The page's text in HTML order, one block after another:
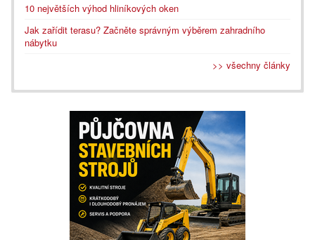
10 největších výhod hliníkových oken
Jak zařídit terasu? Začněte správným výběrem zahradního
nábytku
>> všechny články